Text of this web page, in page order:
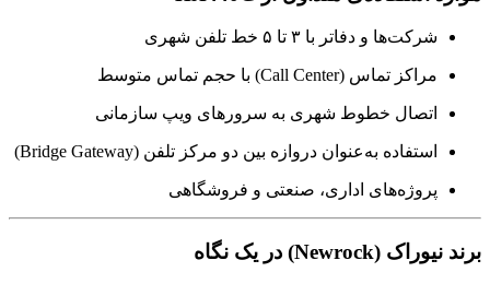
شرکت‌ها و دفاتر با ۳ تا ۵ خط تلفن شهری
مراکز تماس (Call Center) با حجم تماس متوسط
اتصال خطوط شهری به سرورهای ویپ سازمانی
استفاده به‌عنوان دروازه بین دو مرکز تلفن (Bridge Gateway)
پروژه‌های اداری، صنعتی و فروشگاهی
برند نیوراک (Newrock) در یک نگاه